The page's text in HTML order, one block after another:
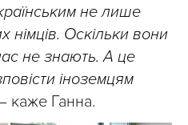
не лише
німців. Оскільки вони
не знають. А це
іноземцям
каже Ганна.